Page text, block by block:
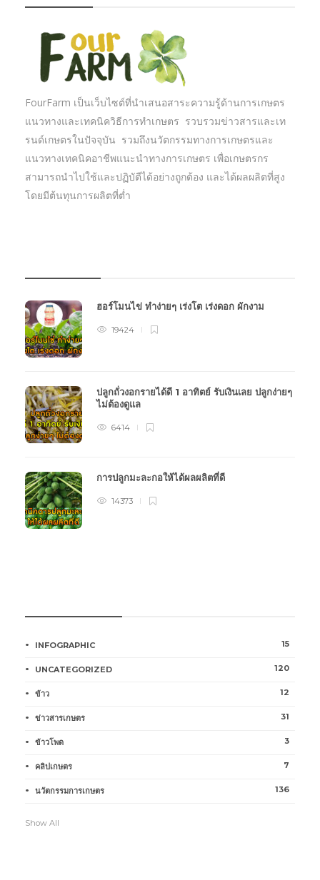
FourFarm เป็นเว็บไซต์ที่นำเสนอสาระความรู้ด้านการเกษตร
แนวทางและเทคนิควิธีการทำเกษตร รวบรวมข่าวสารและเท
รนด์เกษตรในปัจจุบัน รวมถึงนวัตกรรมทางการเกษตรและ
แนวทางเทคนิคอาชีพแนะนำทางการเกษตร เพื่อเกษตรกร
สามารถนำไปใช้และปฏิบัตืได้อย่างถูกต้อง และได้ผลผลิตที่สูง
โดยมีต้นทุนการผลิตที่ต่ำ
ฮอร์โมนไข่ ทำง่ายๆ เร่งโต เร่งดอก ผักงาม
19424
ปลูกถั่วงอกรายได้ดี 1 อาทิตย์ รับเงินเลย ปลูกง่ายๆ
ไม่ต้องดูแล
6414
การปลูกมะละกอให้ได้ผลผลิตที่ดี
14373
INFOGRAPHIC 15
UNCATEGORIZED 120
ข้าว 12
ข่าวสารเกษตร 31
ข้าวโพด 3
คลิปเกษตร 7
นวัตกรรมการเกษตร 136
Show All